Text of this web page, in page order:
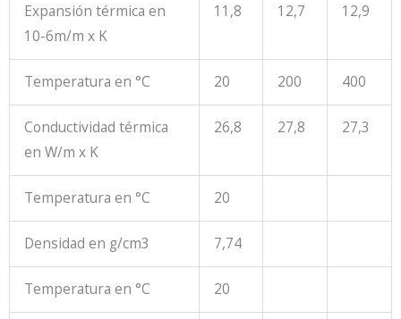
Expansión térmica en
10-6m/m x K
11,8 12,7 12,9
Temperatura en °C 20 200 400
Conductividad térmica
en W/m x K
26,8 27,8 27,3
Temperatura en °C 20
Densidad en g/cm3 7,74
Temperatura en °C 20